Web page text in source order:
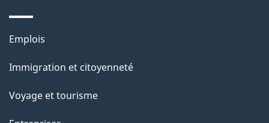
l
a
a
Thèmes
sujets
Emplois
Immigration et citoyenneté
Voyage et tourisme